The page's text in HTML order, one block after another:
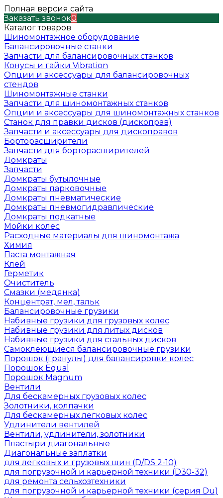
Полная версия сайта
Заказать звонок0
Каталог товаров
Шиномонтажное оборудование
Балансировочные станки
Запчасти для балансировочных станков
Конусы и гайки Vibration
Опции и аксессуары для балансировочных
стендов
Шиномонтажные станки
Запчасти для шиномонтажных станков
Опции и аксессуары для шиномонтажных станков
Станок для правки дисков (дископрав)
Запчасти и аксессуары для дископравов
Борторасширители
Запчасти для борторасширителей
Домкраты
Запчасти
Домкраты бутылочные
Домкраты парковочные
Домкраты пневматические
Домкраты пневмогидравлические
Домкраты подкатные
Мойки колес
Расходные материалы для шиномонтажа
Химия
Паста монтажная
Клей
Герметик
Очиститель
Смазки (медянка)
Концентрат, мел, тальк
Балансировочные грузики
Набивные грузики для грузовых колес
Набивные грузики для литых дисков
Набивные грузики для стальных дисков
Самоклеющиеся балансировочные грузики
Порошок (гранулы) для балансировки колес
Порошок Equal
Порошок Magnum
Вентили
Для бескамерных грузовых колес
Золотники, колпачки
Для бескамерных легковых колес
Удлинители вентилей
Вентили, удлинители, золотники
Пластыри диагональные
Диагональные заплатки
для легковых и грузовых шин (D/DS 2-10)
для погрузочной и карьерной техники (D30-32)
для ремонта сельхозтехники
для погрузочной и карьерной техники (серия Du)